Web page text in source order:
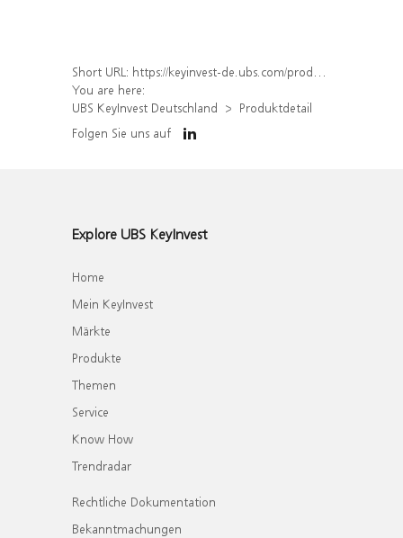
Short URL: https://keyinvest-de.ubs.com/produkt/detail/index/isin/DE000WA38V78
You are here:
UBS KeyInvest Deutschland
Produktdetail
Folgen Sie uns auf
Explore UBS KeyInvest
Home
Mein KeyInvest
Märkte
Produkte
Themen
Service
Know How
Trendradar
Rechtliche Dokumentation
Bekanntmachungen